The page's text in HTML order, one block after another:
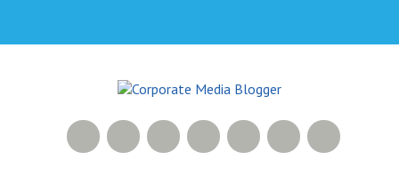
Twitter
Facebook
Google+
YouTube
Slideshare
Xing
RSS Feed